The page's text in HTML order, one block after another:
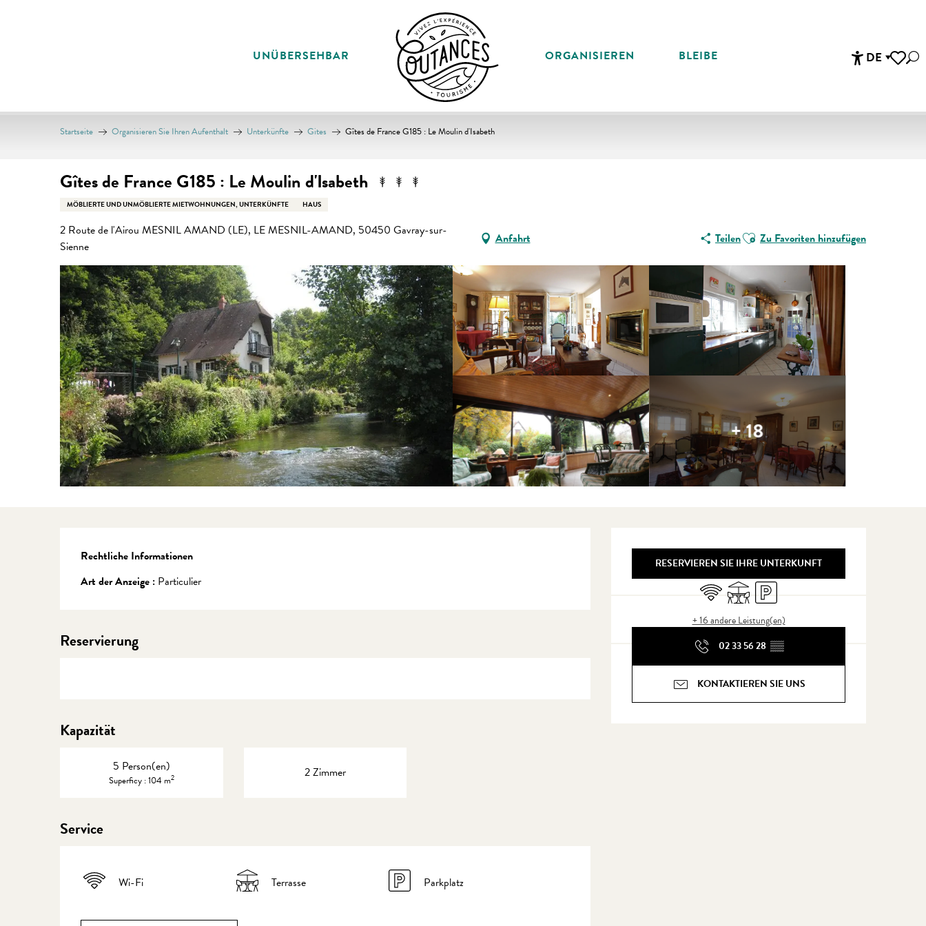
DE
UNÜBERSEHBAR ORGANISIEREN BLEIBE
Startseite Organisieren Sie Ihren Aufenthalt Unterkünfte Gites Gîtes de France G185 : Le Moulin d'Isabeth
Gîtes de France G185 : Le Moulin d'Isabeth
MÖBLIERTE UND UNMÖBLIERTE MIETWOHNUNGEN, UNTERKÜNFTE HAUS
2 Route de l'Airou MESNIL AMAND (LE), LE MESNIL-AMAND, 50450 Gavray-sur-
Sienne
Anfahrt TeilenAjouter aux favoris
Zu Favoriten hinzufügen
+ 18
Öffnungszeiten &
RESERVIEREN SIE IHRE UNTERKUNFT
Wi-Fi TerrasseParkplatz
+ 16 andere Leistung(en)
02 33 56 28 ▒▒
KONTAKTIEREN SIE UNS
Rechtliche Informationen
Rechtliche Informationen
Art der Anzeige : Particulier
Reservierung
Kapazität
5 Person(en)
Superficy : 104 m2 2 Zimmer
Service
Wi-Fi Terrasse Parkplatz